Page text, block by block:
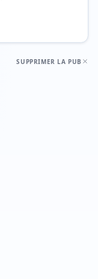
SUPPRIMER LA PUB